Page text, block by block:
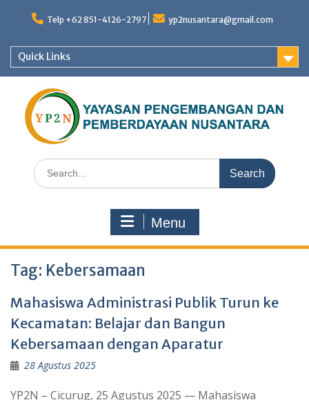
Telp +62 851-4126-2797 yp2nusantara@gmail.com
Quick Links
Search
for:
Menu
Tag: Kebersamaan
Mahasiswa Administrasi Publik Turun ke
Kecamatan: Belajar dan Bangun
Kebersamaan dengan Aparatur
28 Agustus 2025
YP2N – Cicurug, 25 Agustus 2025 — Mahasiswa